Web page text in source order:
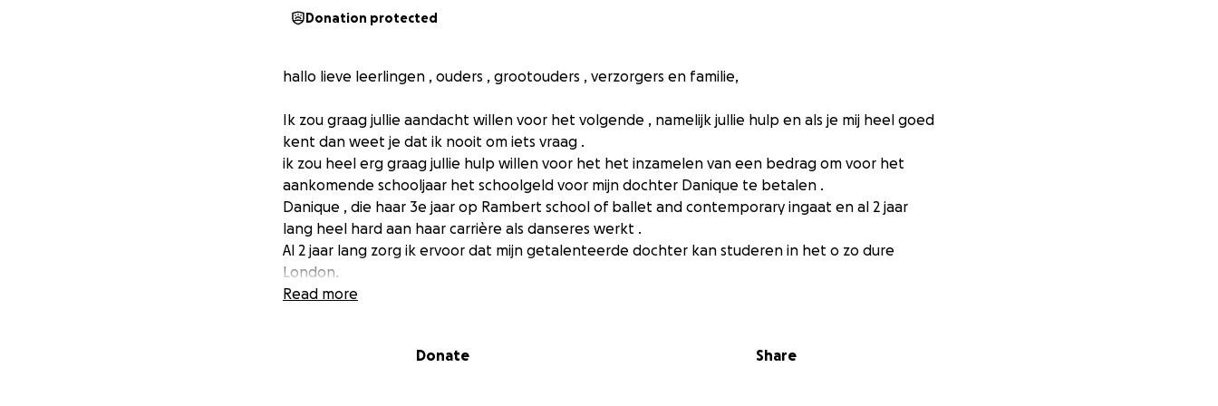
Donation protected
hallo lieve leerlingen , ouders , grootouders , verzorgers en familie,
Ik zou graag jullie aandacht willen voor het volgende , namelijk jullie hulp en als je mij heel goed
kent dan weet je dat ik nooit om iets vraag .
ik zou heel erg graag jullie hulp willen voor het het inzamelen van een bedrag om voor het
aankomende schooljaar het schoolgeld voor mijn dochter Danique te betalen .
Danique , die haar 3e jaar op Rambert school of ballet and contemporary ingaat en al 2 jaar
lang heel hard aan haar carrière als danseres werkt .
Al 2 jaar lang zorg ik ervoor dat mijn getalenteerde dochter kan studeren in het o zo dure
London.
En dat doe ik met liefde want ik gun mijn kind het beste , maar het beste heeft ook een flink
komen en geld te verdienen voor haar levensonderhoud in London .
Read more
Donate Share